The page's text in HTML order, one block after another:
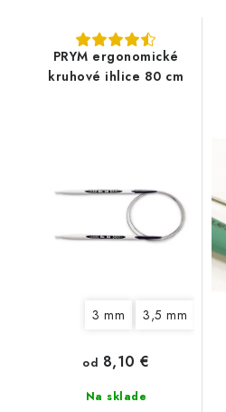
PRYM ergonomické
kruhové ihlice 80 cm
3 mm 3,5 mm
Na sklade
od 8,10 €